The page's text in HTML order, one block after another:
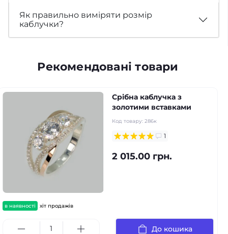
Як правильно виміряти розмір
каблучки?
Рекомендовані товари
в наявності хіт продажів
Срібна каблучка з
золотими вставками
Код товару: 286к
1
2 015.00 грн.
До кошика